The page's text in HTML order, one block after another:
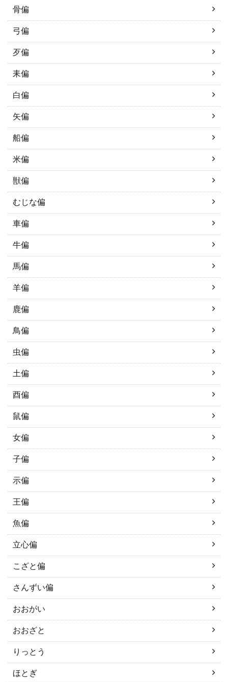
骨偏
弓偏
歹偏
耒偏
白偏
矢偏
船偏
米偏
獣偏
むじな偏
車偏
牛偏
馬偏
羊偏
鹿偏
鳥偏
虫偏
土偏
酉偏
鼠偏
女偏
子偏
示偏
王偏
魚偏
立心偏
こざと偏
さんずい偏
おおがい
おおざと
りっとう
ほとぎ